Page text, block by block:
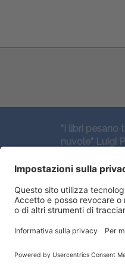
“I libri pesano
nuvole” Luigi
SEGUICI QUI: